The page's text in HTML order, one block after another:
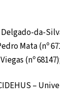
da-
Mata (nº
(nº
–